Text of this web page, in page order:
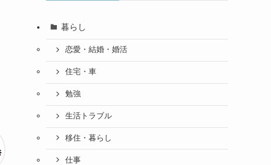
暮らし
恋愛・結婚・婚活
住宅・車
勉強
生活トラブル
移住・暮らし
仕事